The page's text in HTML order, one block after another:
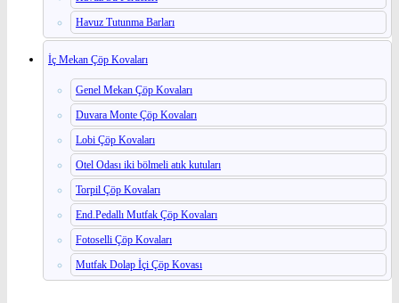
Havuz Tutunma Barları
İç Mekan Çöp Kovaları
Genel Mekan Çöp Kovaları
Duvara Monte Çöp Kovaları
Lobi Çöp Kovaları
Otel Odası iki bölmeli atık kutuları
Torpil Çöp Kovaları
End.Pedallı Mutfak Çöp Kovaları
Fotoselli Çöp Kovaları
Mutfak Dolap İçi Çöp Kovası